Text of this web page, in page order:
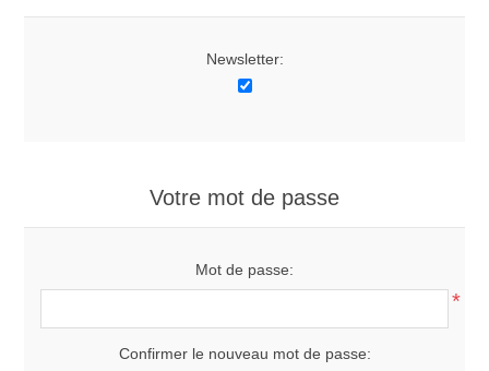
Newsletter:
Votre mot de passe
Mot de passe:
*
Confirmer le nouveau mot de passe: